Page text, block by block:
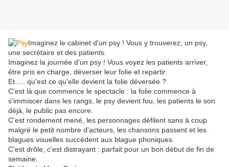
Imaginez le cabinet d'un psy ! Vous y trouverez, un psy,
une secrétaire et des patients.
Imaginez la journée d'un psy ! Vous voyez les patients arriver,
être pris en charge, déverser leur folie et repartir.
Et .... qu'est ce qu'elle devient la folie déversée ?
C'est là que commence le spectacle : la folie commence à
s'immiscer dans les rangs, le psy devient fou, les patients le son
déjà, le public pas encore.
C'est rondement mené, les personnages défilent sans à coup
malgré le petit nombre d'acteurs, les chansons passent et les
blagues visuelles succèdent aux blague phoniques.
C'est drôle, c'est distrayant : parfait pour un bon début de fin de
semaine.